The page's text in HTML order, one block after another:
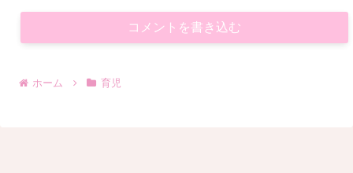
コメントを書き込む
ホーム 育児